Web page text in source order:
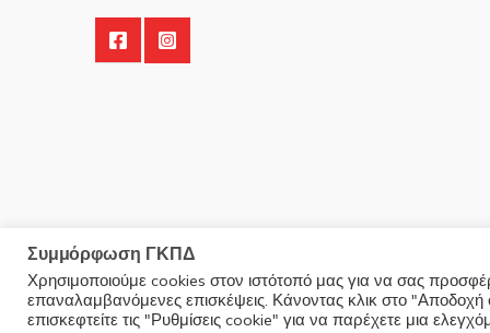
© 2025 Minoudis Home. All Rights Reserved
Συμμόρφωση ΓΚΠΔ
Χρησιμοποιούμε cookies στον ιστότοπό μας για να σας
επαναλαμβανόμενες επισκέψεις. Κάνοντας κλικ στο
επισκεφτείτε τις "Ρυθμίσεις cookie" για να παρέχετε μια